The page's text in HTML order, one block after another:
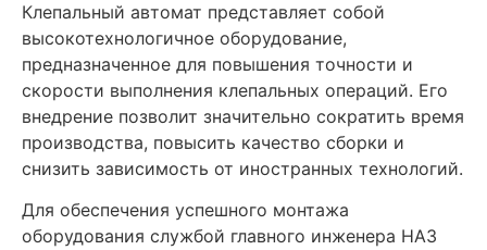
Клепальный автомат представляет собой
высокотехнологичное оборудование,
предназначенное для повышения точности и
скорости выполнения клепальных операций. Его
внедрение позволит значительно сократить время
производства, повысить качество сборки и
снизить зависимость от иностранных технологий.
Для обеспечения успешного монтажа
оборудования службой главного инженера НАЗ